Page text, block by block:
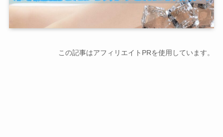
この記事はアフィリエイトPRを使用しています。